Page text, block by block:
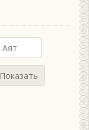
Показать